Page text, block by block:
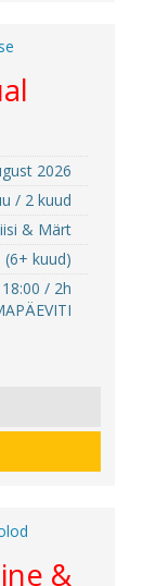
2026
/ 2 kuud
& Märt
(6+ kuud)
/ 2h
&